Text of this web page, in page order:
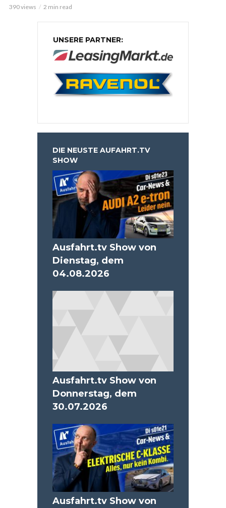
390 views 2 min read
UNSERE PARTNER:
DIE NEUSTE AUFAHRT.TV
SHOW
Ausfahrt.tv Show von
Dienstag, dem
04.08.2026
Ausfahrt.tv Show von
Donnerstag, dem
30.07.2026
Ausfahrt.tv Show von